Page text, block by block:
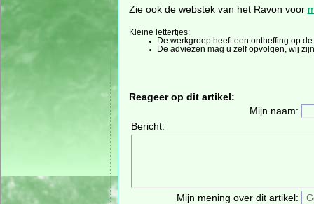
Zie ook de webstek van het Ravon voor
Kleine lettertjes:
De werkgroep heeft een ontheffing op
De adviezen mag u zelf opvolgen, wij
Reageer op dit artikel:
Mijn naam:
Bericht:
Mijn mening over dit artikel: